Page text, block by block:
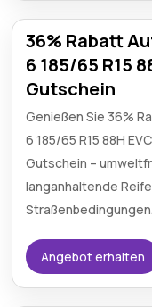
36% Rabatt
6 185/65 R15
Gutschein
Genießen Sie 36%
6 185/65 R15 88H
Gutschein –
langanhaltende
Straßenbedingungen.
Angebot erhalten